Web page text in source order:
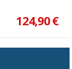
124,90 €